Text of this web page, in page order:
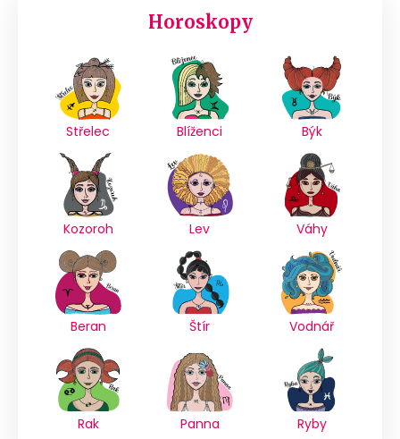
Horoskopy
Střelec Blíženci Býk
Kozoroh Lev Váhy
Beran Štír Vodnář
Rak Panna Ryby